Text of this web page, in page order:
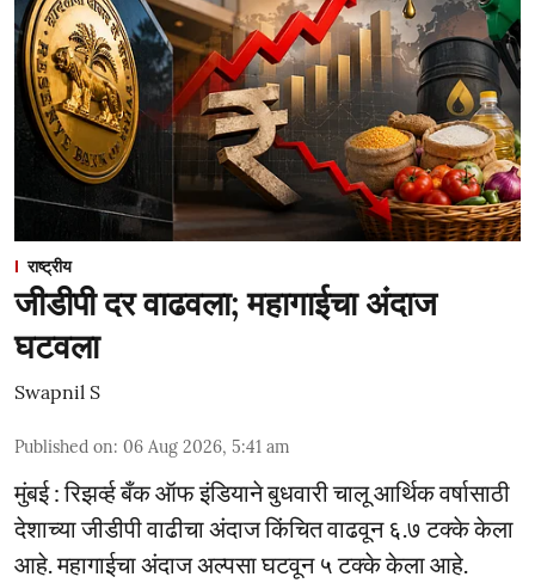
राष्ट्रीय
जीडीपी दर वाढवला; महागाईचा अंदाज
घटवला
Swapnil S
Published on: 06 Aug 2026, 5:41 am
मुंबई : रिझर्व्ह बँक ऑफ इंडियाने बुधवारी चालू आर्थिक वर्षासाठी
देशाच्या जीडीपी वाढीचा अंदाज किंचित वाढवून ६.७ टक्के केला
आहे. महागाईचा अंदाज अल्पसा घटवून ५ टक्के केला आहे.